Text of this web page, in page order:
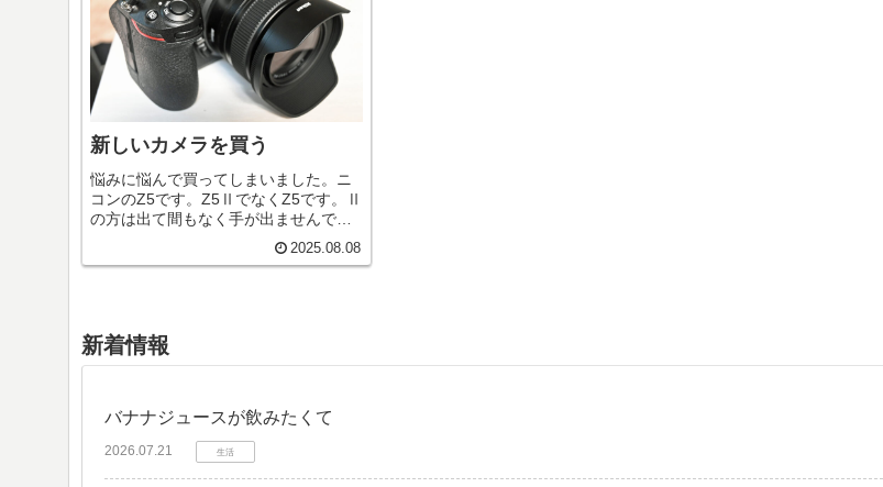
新しいカメラを買う
悩みに悩んで買ってしまいました。ニ
コンのZ5です。Z5ⅡでなくZ5です。Ⅱ
の方は出て間もなく手が出ませんでし
た。とりあえず、フルサイズのカメラ
がほしかった。弱点は動画性能と暗所
2025.08.08
新着情報
バナナジュースが飲みたくて
2026.07.21 生活